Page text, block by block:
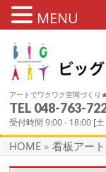
アートでワクワク空間づくり
TEL 048-763-
受付時間 9:00 - 18:00 [
看
HOME » 看板アート
MENU